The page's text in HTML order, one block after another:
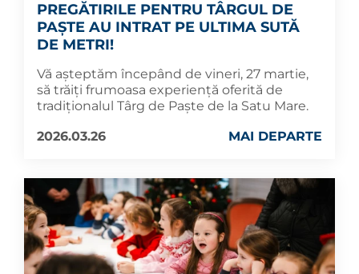
PREGĂTIRILE PENTRU TÂRGUL DE
PAȘTE AU INTRAT PE ULTIMA SUTĂ
DE METRI!
Vă așteptăm începând de vineri, 27 martie,
să trăiți frumoasa experiență oferită de
tradiționalul Târg de Paște de la Satu Mare.
2026.03.26
MAI DEPARTE